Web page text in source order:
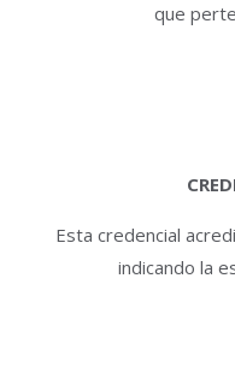
que
Esta credencial
indicando la